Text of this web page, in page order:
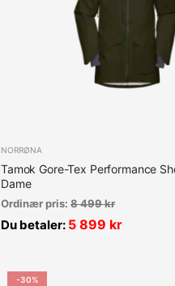
NORRØNA
Tamok Gore-Tex Performance
Dame
Ordinær pris: 8 499kr
Du betaler: 5 899 kr
-30%